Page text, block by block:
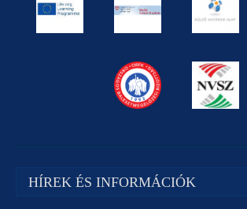
HÍREK ÉS INFORMÁCIÓK